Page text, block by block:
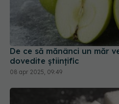
De ce să mănânci un măr
dovedite științific
08 apr 2025, 09:49